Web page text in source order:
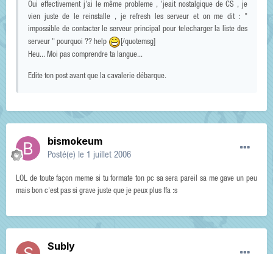
Oui effectivement j'ai le même probleme , 'jeait nostalgique de CS , je
vien juste de le reinstalle , je refresh les serveur et on me dit : "
impossible de contacter le serveur principal pour telecharger la liste des
serveur " pourquoi ?? help
[/quotemsg]
Heu... Moi pas comprendre ta langue...
Edite ton post avant que la cavalerie débarque.
bismokeum
Posté(e) le 1 juillet 2006
LOL de toute façon meme si tu formate ton pc sa sera pareil sa me gave un peu
mais bon c'est pas si grave juste que je peux plus ffa :s
Subly